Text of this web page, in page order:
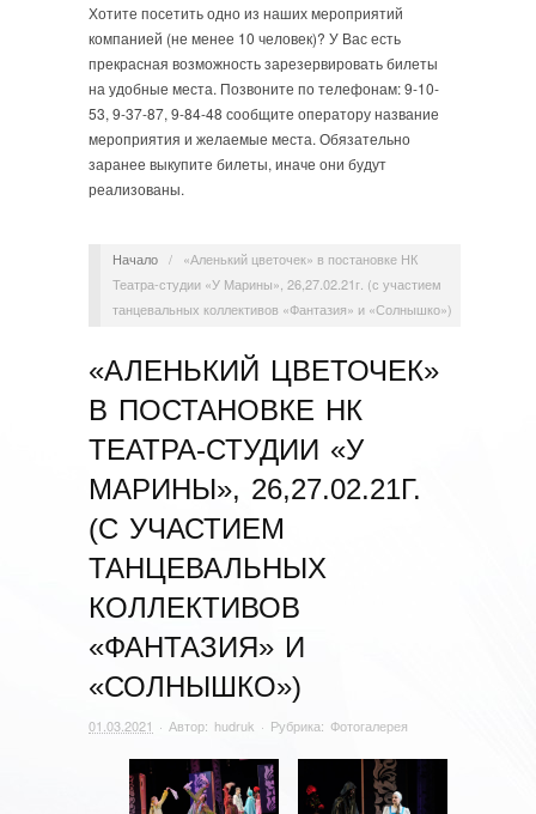
Хотите посетить одно из наших мероприятий
компанией (не менее 10 человек)? У Вас есть
прекрасная возможность зарезервировать билеты
на удобные места. Позвоните по телефонам: 9-10-
53, 9-37-87, 9-84-48 сообщите оператору название
мероприятия и желаемые места. Обязательно
заранее выкупите билеты, иначе они будут
реализованы.
Начало /
«Аленький цветочек» в постановке НК
Театра-студии «У Марины», 26,27.02.21г. (с участием
танцевальных коллективов «Фантазия» и «Солнышко»)
«АЛЕНЬКИЙ ЦВЕТОЧЕК»
В ПОСТАНОВКЕ НК
ТЕАТРА-СТУДИИ «У
МАРИНЫ», 26,27.02.21Г.
(С УЧАСТИЕМ
ТАНЦЕВАЛЬНЫХ
КОЛЛЕКТИВОВ
«ФАНТАЗИЯ» И
«СОЛНЫШКО»)
01.03.2021 · Автор: hudruk · Рубрика: Фотогалерея